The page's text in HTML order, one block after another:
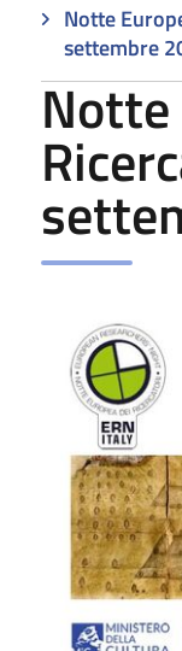
Notte
settembre
Notte